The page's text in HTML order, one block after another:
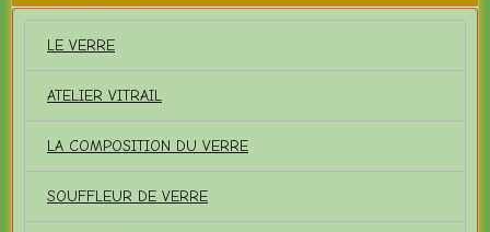
LE VERRE
ATELIER VITRAIL
LA COMPOSITION DU VERRE
SOUFFLEUR DE VERRE